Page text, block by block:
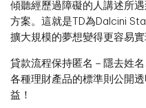
傾聽經歷過障礙的人講述所
方案。這就是TD為Dalcini
擴大規模的夢想變得更容易實
貸款流程保持匿名－隱去姓
各種理財產品的標準則公開
益！